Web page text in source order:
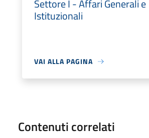
Settore I - Affari Generali e
Istituzionali
VAI ALLA PAGINA
Contenuti correlati